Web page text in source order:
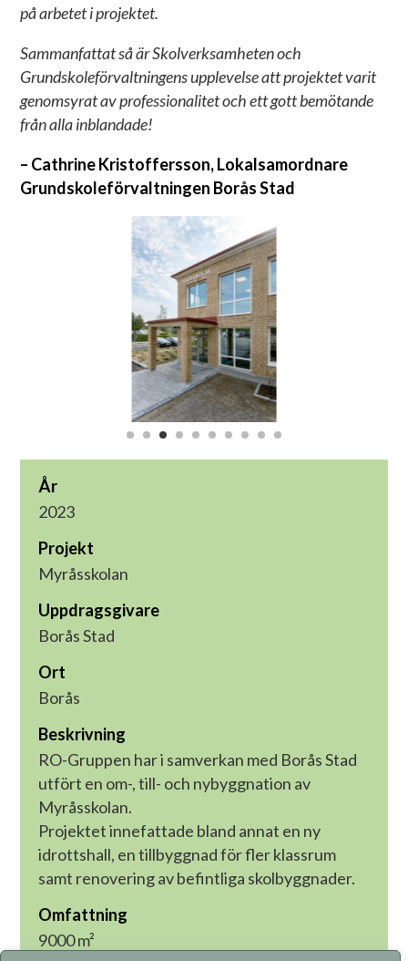
på arbetet i projektet.
Sammanfattat så är Skolverksamheten och
Grundskoleförvaltningens upplevelse att projektet varit
genomsyrat av professionalitet och ett gott bemötande
från alla inblandade!
– Cathrine Kristoffersson, Lokalsamordnare
Grundskoleförvaltningen Borås Stad
År
2023
Projekt
Myråsskolan
Uppdragsgivare
Borås Stad
Ort
Borås
Beskrivning
RO-Gruppen har i samverkan med Borås Stad
utfört en om-, till- och nybyggnation av
Myråsskolan.
Projektet innefattade bland annat en ny
idrottshall, en tillbyggnad för fler klassrum
samt renovering av befintliga skolbyggnader.
Omfattning
9000 m²